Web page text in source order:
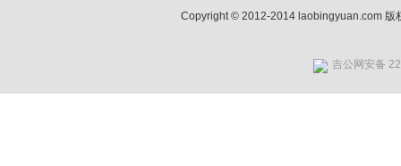
Copyright © 2012-2014 laobingyuan.com 版
吉公网安备